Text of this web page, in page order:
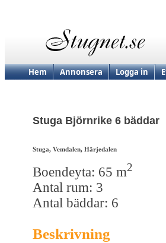
Hem Annonsera Logga in
Stuga Björnrike 6 bäddar
Stuga, Vemdalen, Härjedalen
Boendeyta: 65 m2
Antal rum: 3
Antal bäddar: 6
Beskrivning